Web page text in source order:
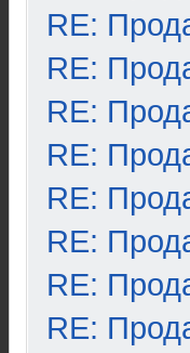
RE:
RE:
RE:
RE:
RE:
RE:
RE:
RE: